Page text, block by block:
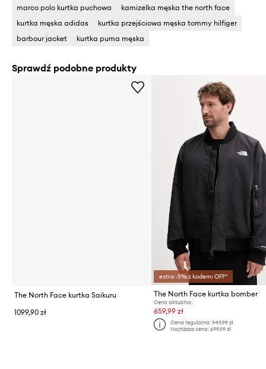
marco polo kurtka puchowa
kamizelka męska the north face
kurtka męska adidas
kurtka przejściowa męska tommy hilfiger
barbour jacket
kurtka puma męska
Sprawdź podobne produkty
The North Face kurtka Saikuru
1099,90 zł
extra -5% z kodem: OFF*
The North Face kurtka bomber
Cena aktualna:
659,99 zł
Cena regularna: 949,99 zł
Najniższa cena: 699,99 zł